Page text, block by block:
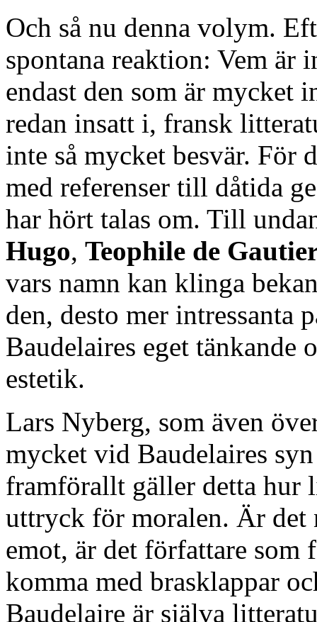
Och så nu denna volym.
spontana reaktion: Vem är
endast den som är mycket
redan insatt i, fransk
inte så mycket besvär. För
med referenser till dåtida
har hört talas om. Till
Hugo, Teophile de
vars namn kan klinga
den, desto mer intressanta
Baudelaires eget tänkande
estetik.
Lars Nyberg, som även
mycket vid Baudelaires
framförallt gäller detta hur
uttryck för moralen. Är det
emot, är det författare som
komma med brasklappar
Baudelaire är själva